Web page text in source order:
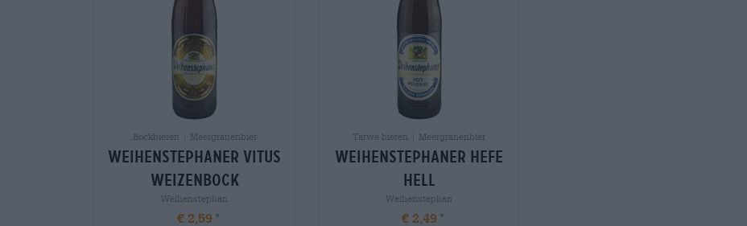
Bockbieren | Meergranenbier
weihenstephaner vitus
weizenbock
Weihenstephan
€ 2,59
Tarwe bieren | Meergranenbier
weihenstephaner hefe
hell
Weihenstephan
€ 2,49